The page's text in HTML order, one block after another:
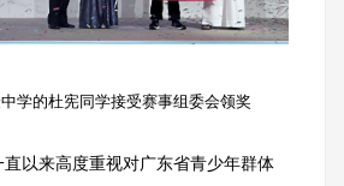
中学的杜宪同学接受赛事组委会领奖
以来高度重视对广东省青少年群体